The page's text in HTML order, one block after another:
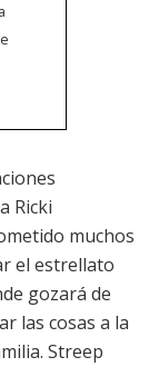
Ricki
muchos
el estrellato
gozará de
las cosas a la
Streep